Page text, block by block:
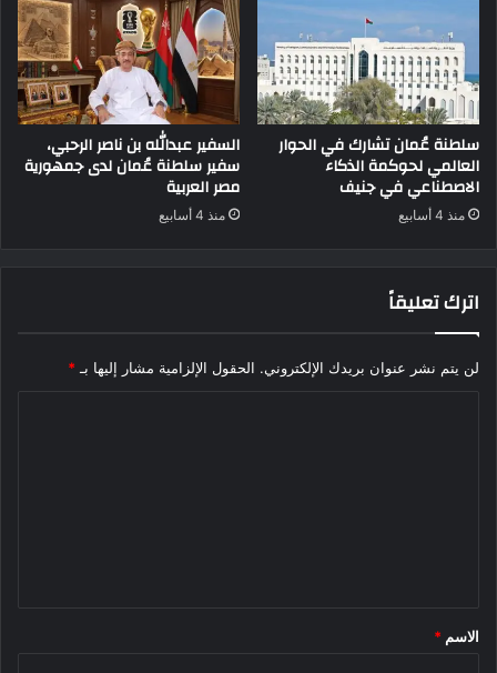
سلطنة عُمان تشارك في الحوار
العالمي لحوكمة الذكاء
الاصطناعي في جنيف
منذ 4 أسابيع
السفير عبدالله بن ناصر الرحبي،
سفير سلطنة عُمان لدى جمهورية
مصر العربية
منذ 4 أسابيع
اترك تعليقاً
لن يتم نشر عنوان بريدك الإلكتروني. الحقول الإلزامية مشار إليها بـ *
*
الاسم *